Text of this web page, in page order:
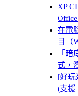
XP
在電
目（
「
式，
[好玩
(支援